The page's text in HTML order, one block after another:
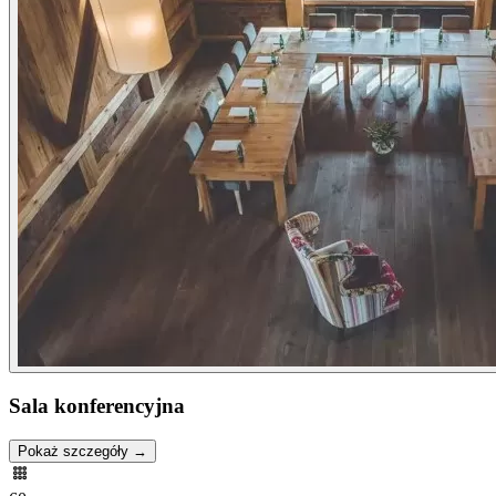
Sala konferencyjna
Pokaż szczegóły →